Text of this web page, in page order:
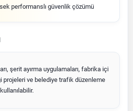
performanslı güvenlik çözümü
şerit ayırma uygulamaları, fabrika içi
projeleri ve belediye trafik düzenleme